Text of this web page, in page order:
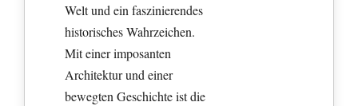
Welt und ein faszinierendes
historisches Wahrzeichen.
Mit einer imposanten
Architektur und einer
bewegten Geschichte ist die